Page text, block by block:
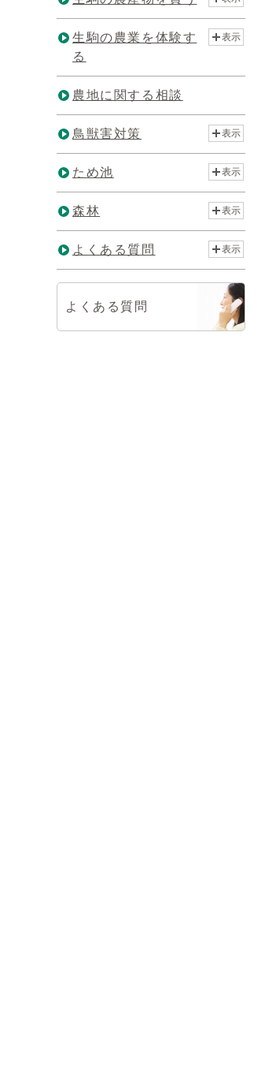
生駒の農業を体験す
る
表示
農地に関する相談
鳥獣害対策 表示
ため池 表示
森林 表示
よくある質問 表示
よくある質問